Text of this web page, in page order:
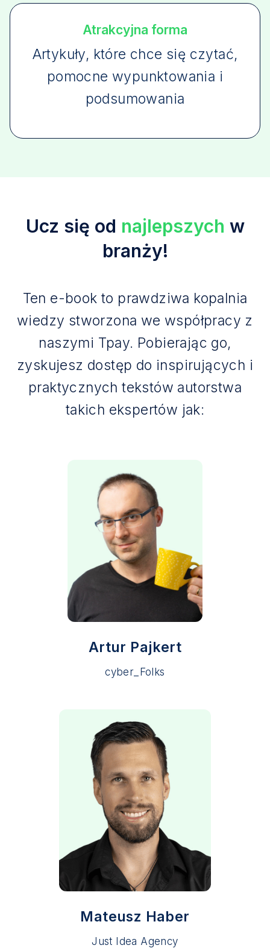
Atrakcyjna forma
Artykuły, które chce się czytać,
pomocne wypunktowania i
podsumowania
Ucz się od najlepszych w
branży!
Ten e-book to prawdziwa kopalnia
wiedzy stworzona we współpracy z
naszymi Tpay. Pobierając go,
zyskujesz dostęp do inspirujących i
praktycznych tekstów autorstwa
takich ekspertów jak:
Artur Pajkert
cyber_Folks
Mateusz Haber
Just Idea Agency